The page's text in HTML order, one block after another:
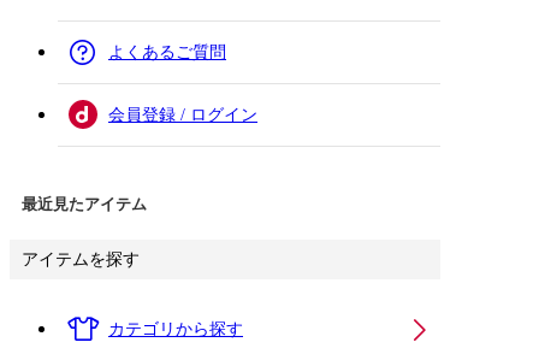
よくあるご質問
会員登録 / ログイン
最近見たアイテム
アイテムを探す
カテゴリから探す